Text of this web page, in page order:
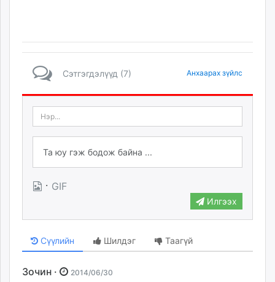
Сэтгэгдэлүүд (7) Анхаарах зүйлс
· GIF
Илгээх
Сүүлийн Шилдэг Таагүй
Зочин · 2014/06/30